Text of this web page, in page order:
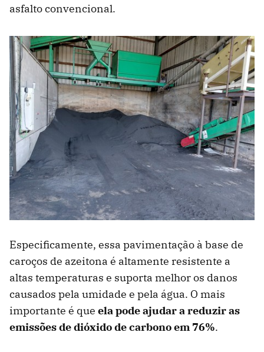
asfalto convencional.
Especificamente, essa pavimentação à base de
caroços de azeitona é altamente resistente a
altas temperaturas e suporta melhor os danos
causados ​​pela umidade e pela água. O mais
importante é que ela pode ajudar a reduzir as
emissões de dióxido de carbono em 76%.